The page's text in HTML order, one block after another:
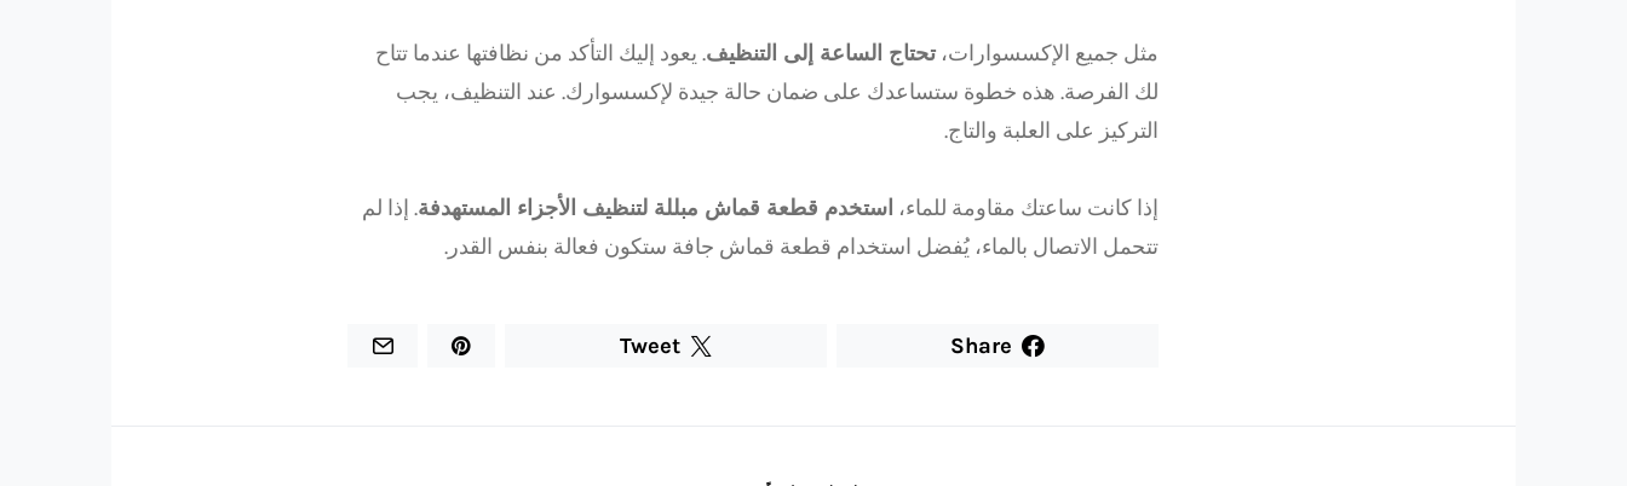
مثل جميع الإكسسوارات، تحتاج الساعة إلى التنظيف. يعود إليك التأكد من نظافتها عندما تتاح
لك الفرصة. هذه خطوة ستساعدك على ضمان حالة جيدة لإكسسوارك. عند التنظيف، يجب
التركيز على العلبة والتاج.
إذا كانت ساعتك مقاومة للماء، استخدم قطعة قماش مبللة لتنظيف الأجزاء المستهدفة. إذا لم
تتحمل الاتصال بالماء، يُفضل استخدام قطعة قماش جافة ستكون فعالة بنفس القدر.
Share
Tweet